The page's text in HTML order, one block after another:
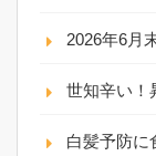
2026年6月
世知辛い！
白髪予防に